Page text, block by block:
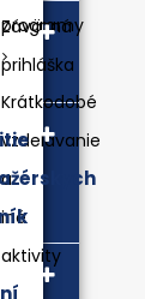
programy
Krátkodobé
vzdelávanie
a
iné
aktivity
Záväzná
prihláška